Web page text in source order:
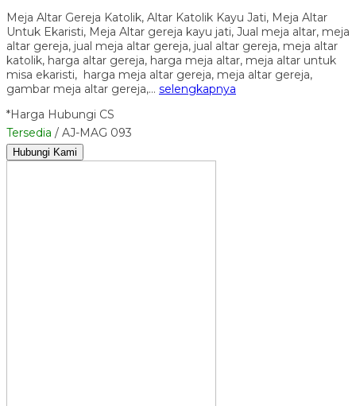
Meja Altar Gereja Katolik, Altar Katolik Kayu Jati, Meja Altar
Untuk Ekaristi, Meja Altar gereja kayu jati, Jual meja altar, meja
altar gereja, jual meja altar gereja, jual altar gereja, meja altar
katolik, harga altar gereja, harga meja altar, meja altar untuk
misa ekaristi, harga meja altar gereja, meja altar gereja,
gambar meja altar gereja,… selengkapnya
*Harga Hubungi CS
Tersedia / AJ-MAG 093
Hubungi Kami